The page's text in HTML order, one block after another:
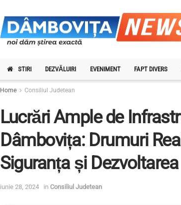
STIRI DEZVĂLUIRI EVENIMENT FAPT DIVERS
Home Consiliul Judetean
Lucrări Ample de
Dâmbovița: Drumuri
Siguranța și
iunie 28, 2024 in Consiliul Judetean